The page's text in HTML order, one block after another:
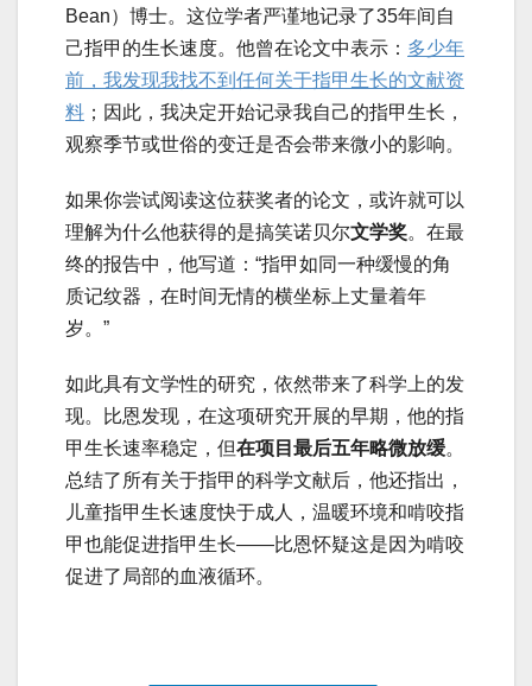
Bean）博士。这位学者严谨地记录了35年间自
己指甲的生长速度。他曾在论文中表示： 多少年
前，我发现我找不到任何关于指甲生长的文献资
料 ；因此，我决定开始记录我自己的指甲生长，
观察季节或世俗的变迁是否会带来微小的影响。
如果你尝试阅读这位获奖者的论文，或许就可以
理解为什么他获得的是搞笑诺贝尔文学奖。在最
终的报告中，他写道：“指甲如同一种缓慢的角
质记纹器，在时间无情的横坐标上丈量着年
岁。”
如此具有文学性的研究，依然带来了科学上的发
现。比恩发现，在这项研究开展的早期，他的指
甲生长速率稳定，但在项目最后五年略微放缓。
总结了所有关于指甲的科学文献后，他还指出，
儿童指甲生长速度快于成人，温暖环境和啃咬指
甲也能促进指甲生长——比恩怀疑这是因为啃咬
促进了局部的血液循环。